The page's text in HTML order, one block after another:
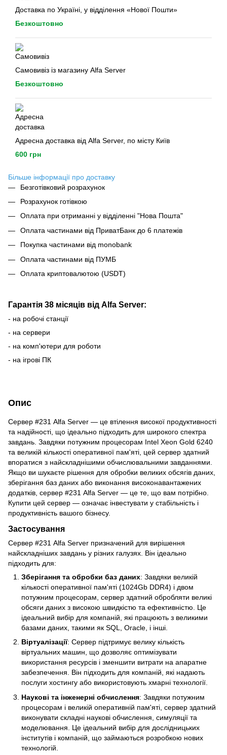
Доставка по Україні, у відділення «Нової Пошти»
Безкоштовно
Самовивіз із магазину Alfa Server
Безкоштовно
Адресна доставка від Alfa Server, по місту Київ
600 грн
Більше інформації про доставку
Безготівковий розрахунок
Розрахунок готівкою
Оплата при отриманні у відділенні "Нова Пошта"
Оплата частинами від ПриватБанк до 6 платежів
Покупка частинами від monobank
Оплата частинами від ПУМБ
Оплата криптовалютою (USDT)
Гарантія 38 місяців від Alfa Server:
- на робочі станції
- на сервери
- на комп'ютери для роботи
- на ігрові ПК
Опис
Сервер #231 Alfa Server — це втілення високої продуктивності
та надійності, що ідеально підходить для широкого спектра
завдань. Завдяки потужним процесорам Intel Xeon Gold 6240
та великій кількості оперативної пам'яті, цей сервер здатний
впоратися з найскладнішими обчислювальними завданнями.
Якщо ви шукаєте рішення для обробки великих обсягів даних,
зберігання баз даних або виконання високонавантажених
додатків, сервер #231 Alfa Server — це те, що вам потрібно.
Купити цей сервер — означає інвестувати у стабільність і
продуктивність вашого бізнесу.
Застосування
Сервер #231 Alfa Server призначений для вирішення
найскладніших завдань у різних галузях. Він ідеально
підходить для:
Зберігання та обробки баз даних: Завдяки великій
кількості оперативної пам'яті (1024Gb DDR4) і двом
потужним процесорам, сервер здатний обробляти великі
обсяги даних з високою швидкістю та ефективністю. Це
ідеальний вибір для компаній, які працюють з великими
базами даних, такими як SQL, Oracle, і інші.
Віртуалізації: Сервер підтримує велику кількість
віртуальних машин, що дозволяє оптимізувати
використання ресурсів і зменшити витрати на апаратне
забезпечення. Він підходить для компаній, які надають
послуги хостингу або використовують хмарні технології.
Наукові та інженерні обчислення: Завдяки потужним
процесорам і великій оперативній пам'яті, сервер здатний
виконувати складні наукові обчислення, симуляції та
моделювання. Це ідеальний вибір для дослідницьких
інститутів і компаній, що займаються розробкою нових
технологій.